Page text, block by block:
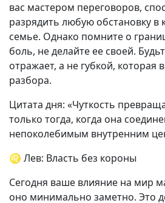
вас мастером переговоров,
разрядить любую обстановку в
семье. Однако помните о
боль, не делайте ее своей.
отражает, а не губкой, которая
разбора.
Цитата дня: «Чуткость
только тогда, когда она
непоколебимым внутренним
♌ Лев: Власть без короны
Сегодня ваше влияние на мир
оно минимально заметно. Это